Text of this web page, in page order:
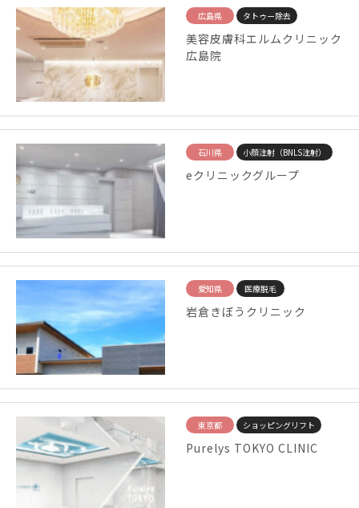
広島県 タトゥー除去
美容皮膚科エルムクリニック
広島院
石川県 小顔注射（BNLS注射）
eクリニックグループ
愛知県 医療脱毛
岩倉きぼうクリニック
東京都 ショッピングリフト
Purelys TOKYO CLINIC